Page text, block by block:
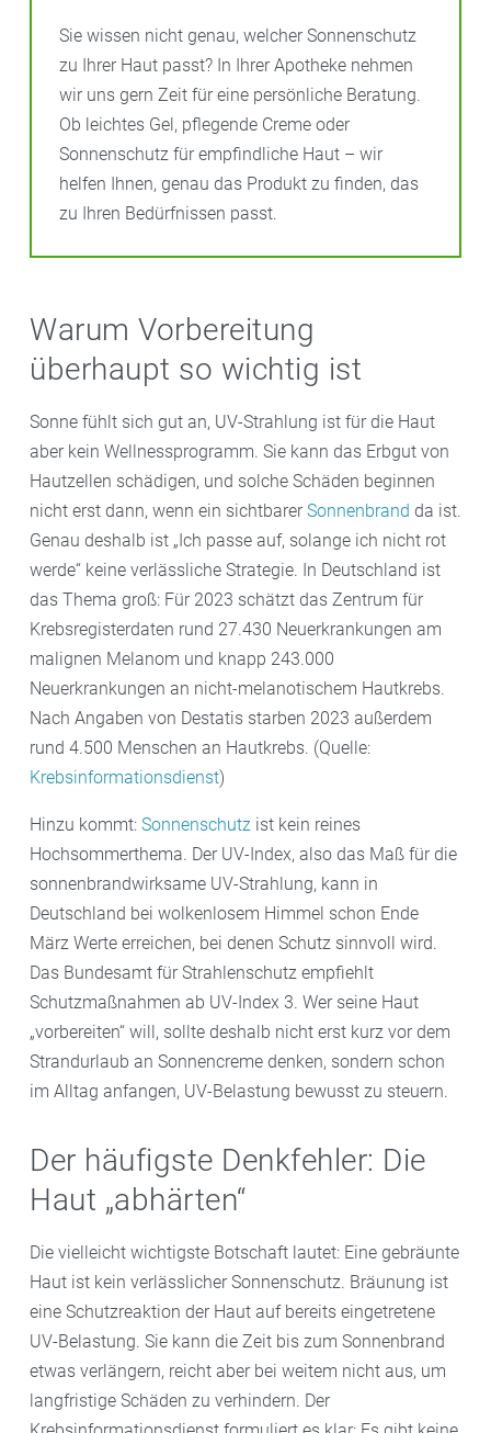
Sie wissen nicht genau, welcher Sonnenschutz
zu Ihrer Haut passt? In Ihrer Apotheke nehmen
wir uns gern Zeit für eine persönliche Beratung.
Ob leichtes Gel, pflegende Creme oder
Sonnenschutz für empfindliche Haut – wir
helfen Ihnen, genau das Produkt zu finden, das
zu Ihren Bedürfnissen passt.
Warum Vorbereitung
überhaupt so wichtig ist
Sonne fühlt sich gut an, UV-Strahlung ist für die Haut
aber kein Wellnessprogramm. Sie kann das Erbgut von
Hautzellen schädigen, und solche Schäden beginnen
nicht erst dann, wenn ein sichtbarer Sonnenbrand da ist.
Genau deshalb ist „Ich passe auf, solange ich nicht rot
werde“ keine verlässliche Strategie. In Deutschland ist
das Thema groß: Für 2023 schätzt das Zentrum für
Krebsregisterdaten rund 27.430 Neuerkrankungen am
malignen Melanom und knapp 243.000
Neuerkrankungen an nicht-melanotischem Hautkrebs.
Nach Angaben von Destatis starben 2023 außerdem
rund 4.500 Menschen an Hautkrebs. (Quelle:
Krebsinformationsdienst)
Hinzu kommt: Sonnenschutz ist kein reines
Hochsommerthema. Der UV-Index, also das Maß für die
sonnenbrandwirksame UV-Strahlung, kann in
Deutschland bei wolkenlosem Himmel schon Ende
März Werte erreichen, bei denen Schutz sinnvoll wird.
Das Bundesamt für Strahlenschutz empfiehlt
Schutzmaßnahmen ab UV-Index 3. Wer seine Haut
„vorbereiten“ will, sollte deshalb nicht erst kurz vor dem
Strandurlaub an Sonnencreme denken, sondern schon
im Alltag anfangen, UV-Belastung bewusst zu steuern.
Der häufigste Denkfehler: Die
Haut „abhärten“
Die vielleicht wichtigste Botschaft lautet: Eine gebräunte
Haut ist kein verlässlicher Sonnenschutz. Bräunung ist
eine Schutzreaktion der Haut auf bereits eingetretene
UV-Belastung. Sie kann die Zeit bis zum Sonnenbrand
etwas verlängern, reicht aber bei weitem nicht aus, um
langfristige Schäden zu verhindern. Der